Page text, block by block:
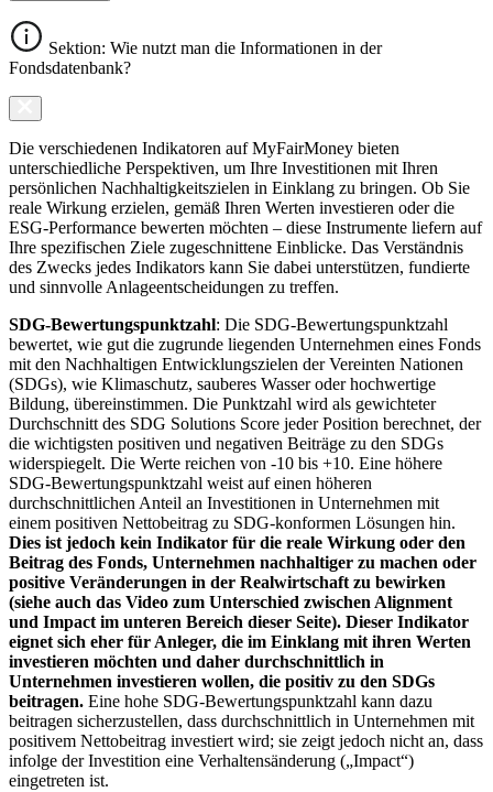
Sektion: Wie nutzt man die Informationen in der
Fondsdatenbank?
Die verschiedenen Indikatoren auf MyFairMoney bieten
unterschiedliche Perspektiven, um Ihre Investitionen mit Ihren
persönlichen Nachhaltigkeitszielen in Einklang zu bringen. Ob Sie
reale Wirkung erzielen, gemäß Ihren Werten investieren oder die
ESG-Performance bewerten möchten – diese Instrumente liefern auf
Ihre spezifischen Ziele zugeschnittene Einblicke. Das Verständnis
des Zwecks jedes Indikators kann Sie dabei unterstützen, fundierte
und sinnvolle Anlageentscheidungen zu treffen.
SDG-Bewertungspunktzahl: Die SDG-Bewertungspunktzahl
bewertet, wie gut die zugrunde liegenden Unternehmen eines Fonds
mit den Nachhaltigen Entwicklungszielen der Vereinten Nationen
(SDGs), wie Klimaschutz, sauberes Wasser oder hochwertige
Bildung, übereinstimmen. Die Punktzahl wird als gewichteter
Durchschnitt des SDG Solutions Score jeder Position berechnet, der
die wichtigsten positiven und negativen Beiträge zu den SDGs
widerspiegelt. Die Werte reichen von -10 bis +10. Eine höhere
SDG-Bewertungspunktzahl weist auf einen höheren
durchschnittlichen Anteil an Investitionen in Unternehmen mit
einem positiven Nettobeitrag zu SDG-konformen Lösungen hin.
Dies ist jedoch kein Indikator für die reale Wirkung oder den
Beitrag des Fonds, Unternehmen nachhaltiger zu machen oder
positive Veränderungen in der Realwirtschaft zu bewirken
(siehe auch das Video zum Unterschied zwischen Alignment
und Impact im unteren Bereich dieser Seite). Dieser Indikator
eignet sich eher für Anleger, die im Einklang mit ihren Werten
investieren möchten und daher durchschnittlich in
Unternehmen investieren wollen, die positiv zu den SDGs
beitragen. Eine hohe SDG-Bewertungspunktzahl kann dazu
beitragen sicherzustellen, dass durchschnittlich in Unternehmen mit
positivem Nettobeitrag investiert wird; sie zeigt jedoch nicht an, dass
infolge der Investition eine Verhaltensänderung („Impact“)
eingetreten ist.